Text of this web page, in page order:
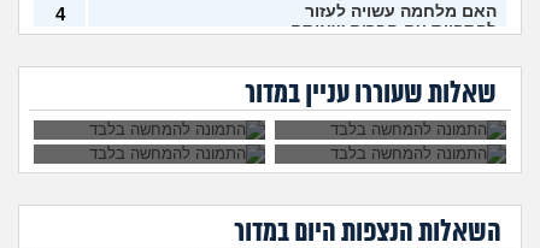
האם מלחמה עשויה לעזור
להתפייס עם חברים שאיתם
(אנונימית 80, בת 44)
4
האם יש אנשים כמוני? (שלדון,
בת 22)
עצות
למה במדינה דמוקרטית
פוליטיקאים חוסמים אותי
עצות
חרדות ולחץ, מה לעשות במצב
כזה?
שאלות שעוררו עניין במדור
מה אפשר לעשות עם
במקלט?
המחשבה של עזיבת
לעשות?
למה מי שמאמין
בדמוקרטיה רוצה
לגייס חרדים?
רק אני מפחדת מהיום
השאלות הנצפות היוםבמדור